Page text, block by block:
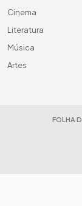
Cinema
Literatura
Música
Artes
FOLHA